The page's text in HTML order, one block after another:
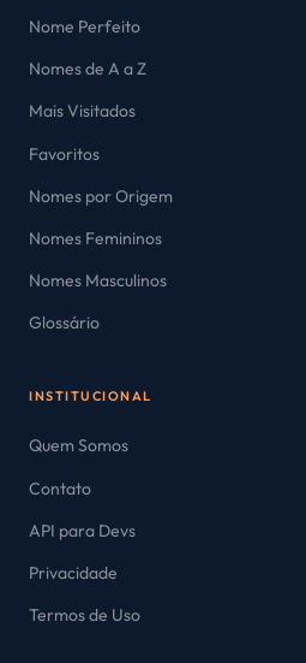
Nome Perfeito
Nomes de A a Z
Mais Visitados
Favoritos
Nomes por Origem
Nomes Femininos
Nomes Masculinos
Glossário
INSTITUCIONAL
Quem Somos
Contato
API para Devs
Privacidade
Termos de Uso